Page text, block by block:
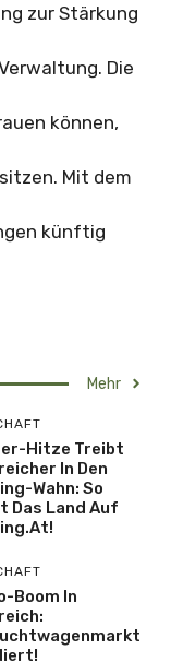
zur Stärkung
Die
können,
Mit dem
künftig
Mehr
Hitze Treibt
In Den
Wahn: So
Das Land Auf
Boom In